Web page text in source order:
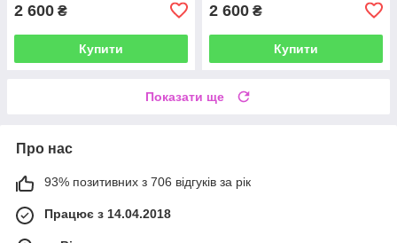
2 600 ₴
Купити
2 600 ₴
Купити
Показати ще
Про нас
93% позитивних з 706 відгуків за рік
Працює з 14.04.2018